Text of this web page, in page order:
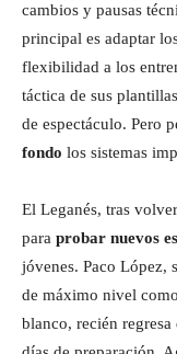
cambios y pausas
principal es adaptar
flexibilidad a los
táctica de sus
de espectáculo. Pero
fondo los sistemas
El Leganés, tras
para probar nuevos
jóvenes. Paco López,
de máximo nivel
blanco, recién